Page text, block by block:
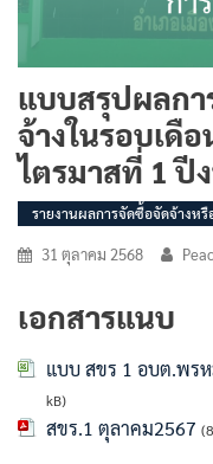
แบบสรุปผลกา
จ้างในรอบเดื
ไตรมาสที่ 1 ปี
รายงานผลการจัดซื้อจัดจ้างห
31 ตุลาคม 2568
เอกสารแนบ
แบบ สขร 1 อบต.พร
kB)
สขร.1 ตุลาคม2567